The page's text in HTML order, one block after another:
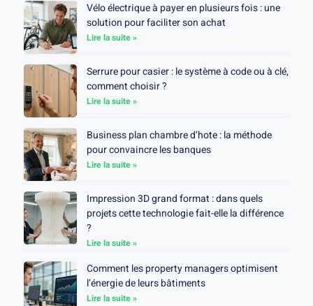
Vélo électrique à payer en plusieurs fois : une
solution pour faciliter son achat
Lire la suite »
Serrure pour casier : le système à code ou à clé,
comment choisir ?
Lire la suite »
Business plan chambre d’hote : la méthode
pour convaincre les banques
Lire la suite »
Impression 3D grand format : dans quels
projets cette technologie fait-elle la différence
?
Lire la suite »
Comment les property managers optimisent
l’énergie de leurs bâtiments
Lire la suite »